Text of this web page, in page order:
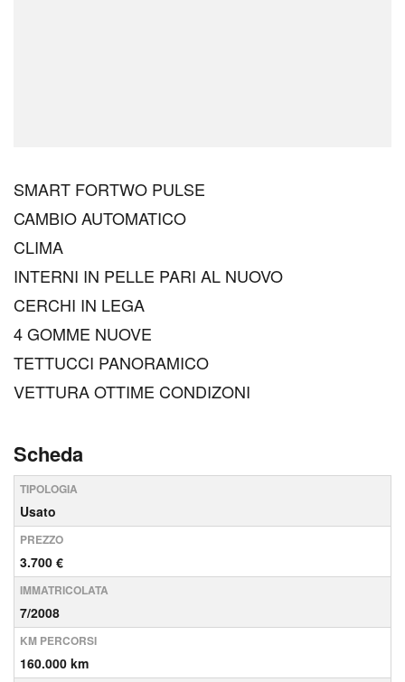
SMART FORTWO PULSE
CAMBIO AUTOMATICO
CLIMA
INTERNI IN PELLE PARI AL NUOVO
CERCHI IN LEGA
4 GOMME NUOVE
TETTUCCI PANORAMICO
VETTURA OTTIME CONDIZONI
Scheda
TIPOLOGIA
Usato
PREZZO
3.700 €
IMMATRICOLATA
7/2008
KM PERCORSI
160.000 km